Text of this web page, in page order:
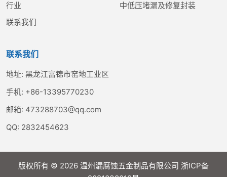
行业
联系我们
中低压堵漏及修复封装
联系我们
地址: 黑龙江富锦市窑地工业区
手机: +86-13395770230
邮箱: 473288703@qq.com
QQ: 2832454623
版权所有 © 2026 温州漏腐蚀五金制品有限公司 浙ICP备